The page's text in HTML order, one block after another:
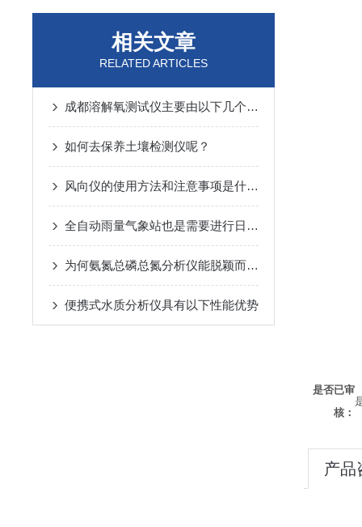
相关文章
RELATED ARTICLES
成都溶解氧测试仪主要由以下几个部分组成
如何去保养土壤检测仪呢？
风向仪的使用方法和注意事项是什么？
全自动雨量气象站也是需要进行日常保养的
为何氨氮总磷总氮分析仪能脱颖而出？其优势藏着关键答案
便携式水质分析仪具有以下性能优势
是否已审
核：
产品